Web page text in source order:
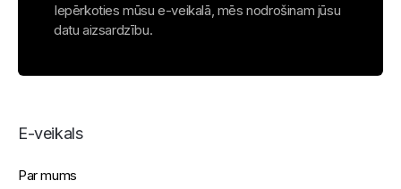
Iepērkoties mūsu e-veikalā, mēs nodrošinam jūsu
datu aizsardzību.
E-veikals
Par mums